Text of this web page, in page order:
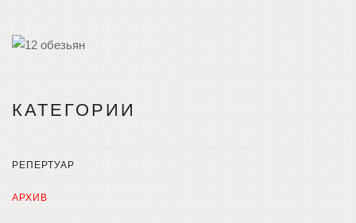
КАТЕГОРИИ
РЕПЕРТУАР
АРХИВ